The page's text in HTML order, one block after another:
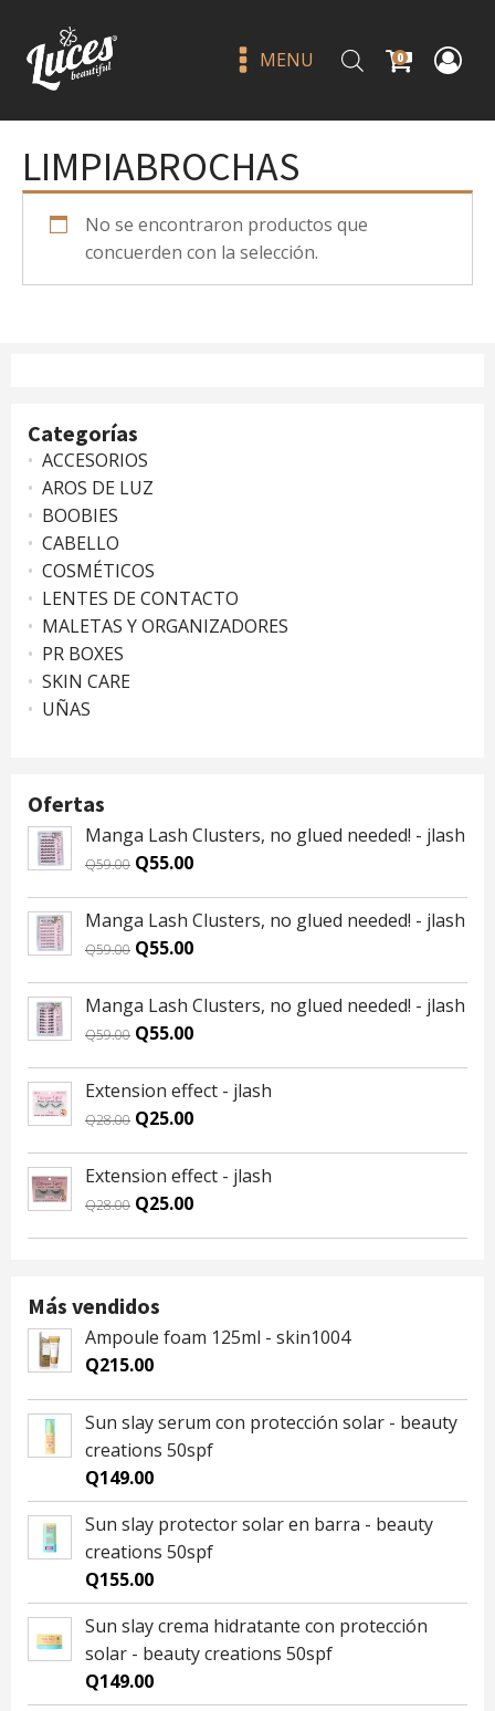
MENU 0
Categorías
ACCESORIOS
AROS DE LUZ
BOOBIES
CABELLO
COSMÉTICOS
LENTES DE CONTACTO
MALETAS Y ORGANIZADORES
PR BOXES
SKIN CARE
UÑAS
Ofertas
Manga Lash Clusters, no glued needed! - jlash
Q59.00 Original
was:
Q59.00.
Q55.00Current
is:
Q55.00.
Manga Lash Clusters, no glued needed! - jlash
Q59.00 Original
was:
Q59.00.
Q55.00Current
is:
Q55.00.
Manga Lash Clusters, no glued needed! - jlash
Q59.00 Original
was:
Q59.00.
Q55.00Current
is:
Q55.00.
Extension effect - jlash
Q28.00 Original
was:
Q28.00.
Q25.00Current
is:
Q25.00.
Extension effect - jlash
Q28.00 Original
Q25.00Current
Más vendidos
Ampoule foam 125ml - skin1004
Q215.00
Sun slay serum con protección solar - beauty
creations 50spf
Q149.00
Sun slay protector solar en barra - beauty
creations 50spf
Q155.00
Sun slay crema hidratante con protección
solar - beauty creations 50spf
Q149.00
LIMPIABROCHAS
No se encontraron productos que
concuerden con la selección.